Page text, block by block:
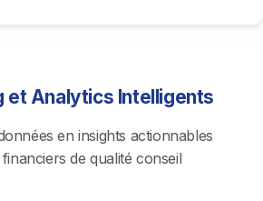
et Analytics Intelligents
en insights actionnables
de qualité conseil